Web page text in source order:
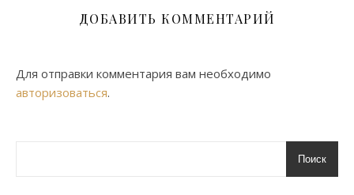
ДОБАВИТЬ КОММЕНТАРИЙ
Для отправки комментария вам необходимо
авторизоваться.
Поиск